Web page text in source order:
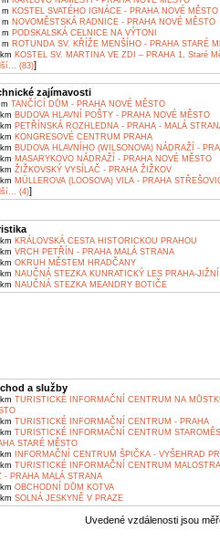
m KOSTEL SVATÉHO IGNÁCE - PRAHA NOVÉ MĚSTO
m NOVOMĚSTSKÁ RADNICE - PRAHA NOVÉ MĚSTO
m PODSKALSKÁ CELNICE NA VÝTONI
m ROTUNDA SV. KŘÍŽE MENŠÍHO - PRAHA STARÉ
KOSTEL SV. MARTINA VE ZDI – PRAHA 1, Staré
(83)]
zajímavosti
TANČÍCÍ DŮM - PRAHA NOVÉ MĚSTO
BUDOVA HLAVNÍ POŠTY - PRAHA NOVÉ MĚSTO
PETŘÍNSKÁ ROZHLEDNA - PRAHA - MALÁ
KONGRESOVÉ CENTRUM PRAHA
BUDOVA HLAVNÍHO (WILSONOVA) NÁDRAŽÍ -
MASARYKOVO NÁDRAŽÍ - PRAHA NOVÉ MĚSTO
ŽIŽKOVSKÝ VYSÍLAČ - PRAHA ŽIŽKOV
MÜLLEROVA (LOOSOVA) VILA - PRAHA
(4)]
KRÁLOVSKÁ CESTA HISTORICKOU PRAHOU
VRCH PETŘÍN - PRAHA MALÁ STRANA
OKRUH MĚSTEM HRADČANY
NAUČNÁ STEZKA KUNRATICKÝ LES PRAHA-
NAUČNÁ STEZKA MEANDRY BOTIČE
a služby
TURISTICKÉ INFORMAČNÍ CENTRUM NA
TURISTICKÉ INFORMAČNÍ CENTRUM - PRAHA
TURISTICKÉ INFORMAČNÍ CENTRUM
STARÉ MĚSTO
INFORMAČNÍ CENTRUM ŠPIČKA - VYŠEHRAD
TURISTICKÉ INFORMAČNÍ CENTRUM
- PRAHA MALÁ STRANA
OBCHODNÍ DŮM KOTVA
SOLNÁ JESKYNĚ V PRAZE
Uvedené vzdálenosti jsou